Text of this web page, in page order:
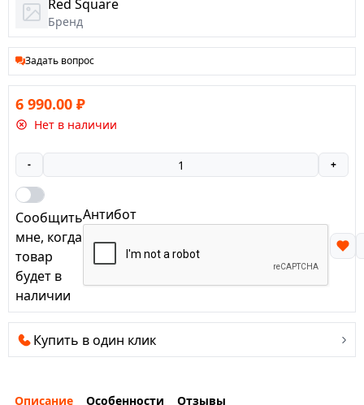
Red Square
Бренд
Задать вопрос
6 990.00 ₽
Нет в наличии
- +
Сообщить
мне, когда
товар
будет в
наличии
Антибот
Купить в один клик
Описание Особенности Отзывы